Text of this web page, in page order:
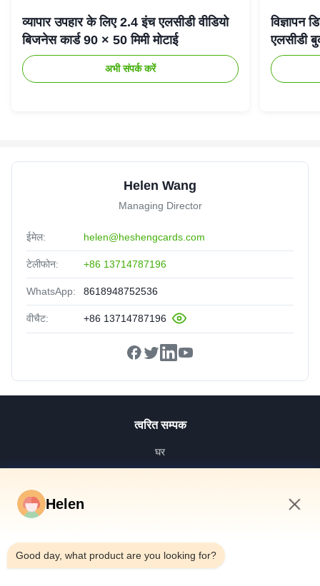
व्यापार उपहार के लिए 2.4 इंच एलसीडी वीडियो
बिजनेस कार्ड 90 × 50 मिमी मोटाई
अभी संपर्क करें
विज्ञापन
एलसीडी
Helen Wang
Managing Director
ईमेल: helen@heshengcards.com
टेलीफोन: +86 13714787196
WhatsApp: 8618948752536
वीचैट: +86 13714787196
त्वरित सम्पक
घर
कारखाना भ्रमण
गुणवत्ता नियंत्रण
Helen
Good day, what product are you looking for?